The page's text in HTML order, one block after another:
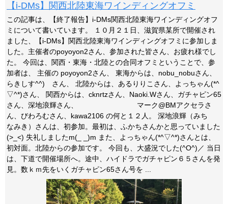
【i-DMs】関西北陸東海ワインディングオフミ
この記事は、【終了報告】i-DMs関西北陸東海ワインディングオフ
ミについて書いています。 １０月２１日、滋賀県某所で開催され
ました、【i-DMs】関西北陸東海ワインディングオフミに参加しま
した。主催者のpoyoyon2さん、参加された皆さん、お疲れ様でし
た。 今回は、関西・東海・北陸との合同オフミということで、参
加者は、 主催の poyoyon2さん、 東海からは、nobu_nobuさん、
らきしす^^)ゞさん、 北陸からは、あるりりこさん、よっちゃん(*^
▽^*)さん、 関西からは、cknrtzさん、Naoki.Wさん、ガチャピン65
さん、深地浪輝さん、 マーク@BMアクセラさ
ん、びわろむさん、kawa2106 の何と１２人。 深地浪輝（みち
なみき）さんは、初参加。最初は、ふかちさんかと思っていました
(>_<) 失礼しましたm(_ _)m また、よっちゃん(*^▽^*)さんとは、
初対面。北陸からの参加です。 今回も、大盛況でした(^O^)／ 当日
は、下道で開催場所へ。途中、ハイドラでガチャピン６５さんを発
見。数ｋｍ先をいくガチャピン65さん号を ...